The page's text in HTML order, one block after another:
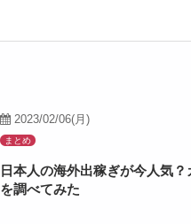
2023/02/06(月)
まとめ
日本人の海外出稼ぎが今人気
を調べてみた